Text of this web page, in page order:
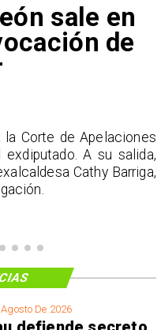
sale en
de
la Corte de Apelaciones
A su salida,
Cathy Barriga,
De 2026